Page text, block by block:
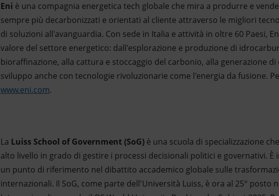
Eni è una compagnia energetica tech globale che mira a produrre e
sempre più decarbonizzati e orientati al cliente attraverso le migliori
di soluzioni all'avanguardia. Con sede in Italia e attività in oltre 60 Paesi,
valore del settore energetico: dall'esplorazione e produzione di
bioraffinazione, alla cattura e stoccaggio del carbonio, alla generazione
sviluppo anche con tecnologie rivoluzionarie come l'energia da fusione.
www.eni.com.
La Luiss School of Government (SoG) è una scuola di specializzazione
alto livello in grado di gestire i processi decisionali politici e governativi. È
un punto di riferimento nel dibattito accademico globale sulle
internazionali. Il SoG, come parte dell'Università Luiss, è ora al 25° posto